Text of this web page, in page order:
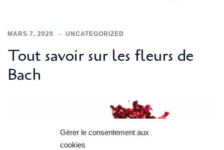
Gérer le consentement aux
cookies
MARS 7, 2020 UNCATEGORIZED
Tout savoir sur les fleurs de
Bach